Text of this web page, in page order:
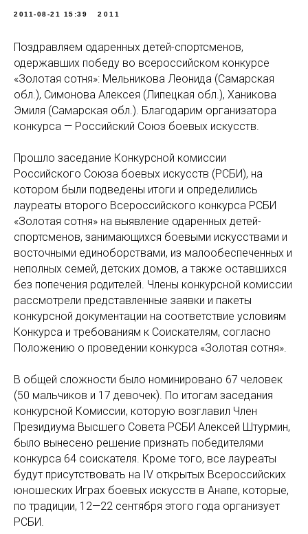
2011-08-21 15:39 2011
Поздравляем одаренных детей-спортсменов,
одержавших победу во всероссийском конкурсе
«Золотая сотня»: Мельникова Леонида (Самарская
обл.), Симонова Алексея (Липецкая обл.), Ханикова
Эмиля (Самарская обл.). Благодарим организатора
конкурса — Российский Союз боевых искусств.
Прошло заседание Конкурсной комиссии
Российского Союза боевых искусств (РСБИ), на
котором были подведены итоги и определились
лауреаты второго Всероссийского конкурса РСБИ
«Золотая сотня» на выявление одаренных детей-
спортсменов, занимающихся боевыми искусствами и
восточными единоборствами, из малообеспеченных и
неполных семей, детских домов, а также оставшихся
без попечения родителей. Члены конкурсной комиссии
рассмотрели представленные заявки и пакеты
конкурсной документации на соответствие условиям
Конкурса и требованиям к Соискателям, согласно
Положению о проведении конкурса «Золотая сотня».
В общей сложности было номинировано 67 человек
(50 мальчиков и 17 девочек). По итогам заседания
конкурсной Комиссии, которую возглавил Член
Президиума Высшего Совета РСБИ Алексей Штурмин,
было вынесено решение признать победителями
конкурса 64 соискателя. Кроме того, все лауреаты
будут присутствовать на IV открытых Всероссийских
юношеских Играх боевых искусств в Анапе, которые,
по традиции, 12—22 сентября этого года организует
РСБИ.